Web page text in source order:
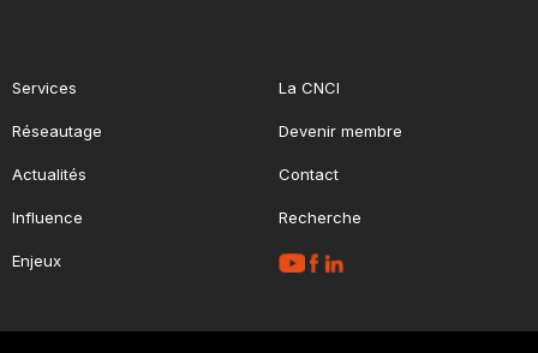
Services
Réseautage
Actualités
Influence
Enjeux
La CNCI
Devenir membre
Contact
Recherche